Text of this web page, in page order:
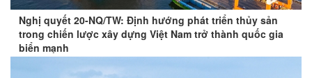
Nghị quyết 20-NQ/TW: Định hướng phát triển thủy sản
trong chiến lược xây dựng Việt Nam trở thành quốc gia
biển mạnh